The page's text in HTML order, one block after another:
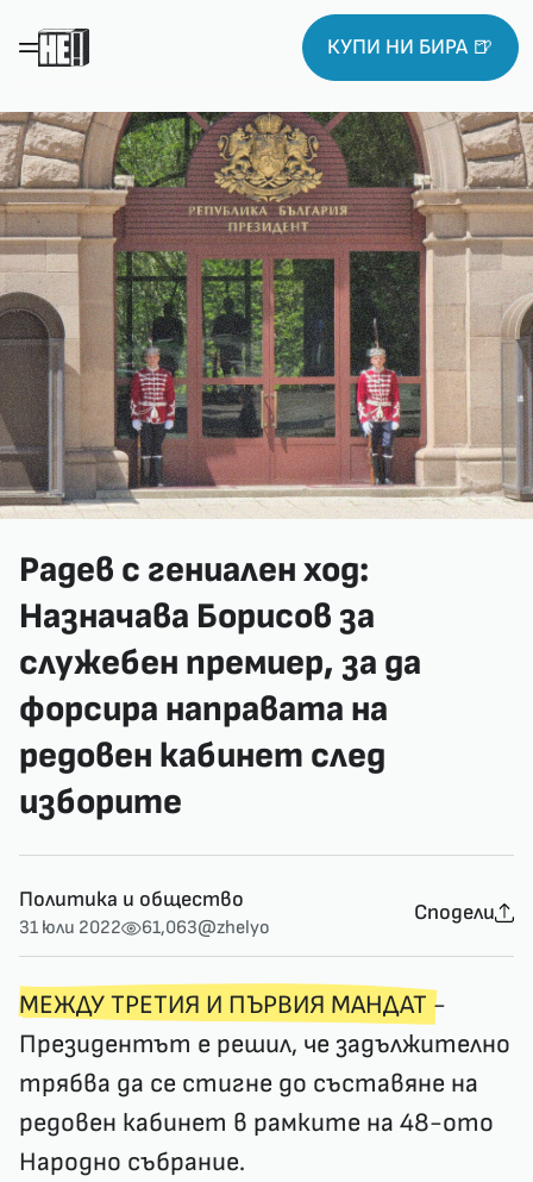
КУПИ НИ БИРА 🍺
Радев с гениален ход:
Назначава Борисов за
служебен премиер, за да
форсира направата на
редовен кабинет след
изборите
Политика и общество
31 юли 2022 61,063@zhelyo
Сподели
МЕЖДУ ТРЕТИЯ И ПЪРВИЯ МАНДАТ -
Президентът е решил, че задължително
трябва да се стигне до съставяне на
редовен кабинет в рамките на 48-ото
Народно събрание.